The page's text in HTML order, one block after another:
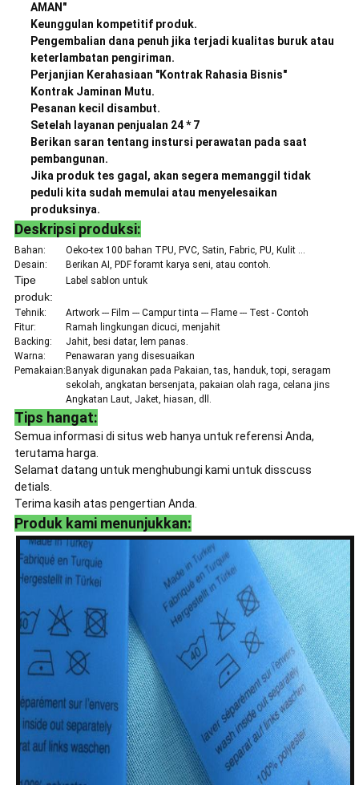
AMAN"
Keunggulan kompetitif produk.
Pengembalian dana penuh jika terjadi kualitas buruk atau
keterlambatan pengiriman.
Perjanjian Kerahasiaan "Kontrak Rahasia Bisnis"
Kontrak Jaminan Mutu.
Pesanan kecil disambut.
Setelah layanan penjualan 24 * 7
Berikan saran tentang instursi perawatan pada saat
pembangunan.
Jika produk tes gagal, akan segera memanggil tidak
peduli kita sudah memulai atau menyelesaikan
produksinya.
Deskripsi produksi:
Bahan:
Oeko-tex 100 bahan TPU, PVC, Satin, Fabric, PU, ​​Kulit ...
Desain:
Berikan AI, PDF foramt karya seni, atau contoh.
Tipe
produk:
Label sablon untuk
Tehnik:
Artwork --- Film --- Campur tinta --- Flame --- Test - Contoh
Fitur:
Ramah lingkungan dicuci, menjahit
Backing:
Jahit, besi datar, lem panas.
Warna:
Penawaran yang disesuaikan
Pemakaian: Banyak digunakan pada Pakaian, tas, handuk, topi, seragam
sekolah, angkatan bersenjata, pakaian olah raga, celana jins
Angkatan Laut, Jaket, hiasan, dll.
Tips hangat:
Semua informasi di situs web hanya untuk referensi Anda,
terutama harga.
Selamat datang untuk menghubungi kami untuk disscuss
detials.
Terima kasih atas pengertian Anda.
Produk kami menunjukkan: